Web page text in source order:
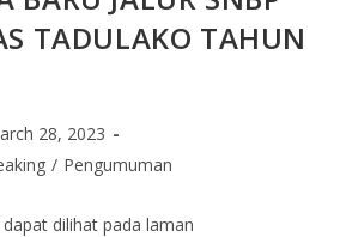
TADULAKO TAHUN
28, 2023
/ Pengumuman
dilihat pada laman